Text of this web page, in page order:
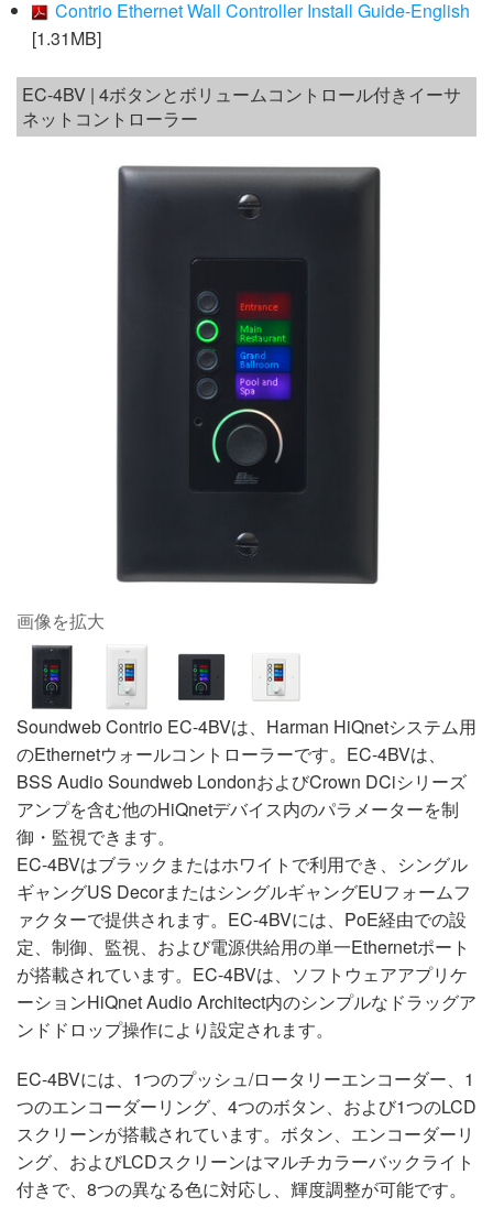
Contrio Ethernet Wall Controller Install Guide-English
[1.31MB]
EC-4BV | 4ボタンとボリュームコントロール付きイーサ
ネットコントローラー
画像を拡大
Soundweb Contrio EC-4BVは、Harman HiQnetシステム用
のEthernetウォールコントローラーです。EC-4BVは、
BSS Audio Soundweb LondonおよびCrown DCiシリーズ
アンプを含む他のHiQnetデバイス内のパラメーターを制
御・監視できます。
EC-4BVはブラックまたはホワイトで利用でき、シングル
ギャングUS DecorまたはシングルギャングEUフォームフ
ァクターで提供されます。EC-4BVには、PoE経由での設
定、制御、監視、および電源供給用の単一Ethernetポート
が搭載されています。EC-4BVは、ソフトウェアアプリケ
ーションHiQnet Audio Architect内のシンプルなドラッグア
ンドドロップ操作により設定されます。
EC-4BVには、1つのプッシュ/ロータリーエンコーダー、1
つのエンコーダーリング、4つのボタン、および1つのLCD
スクリーンが搭載されています。ボタン、エンコーダーリ
ング、およびLCDスクリーンはマルチカラーバックライト
付きで、8つの異なる色に対応し、輝度調整が可能です。